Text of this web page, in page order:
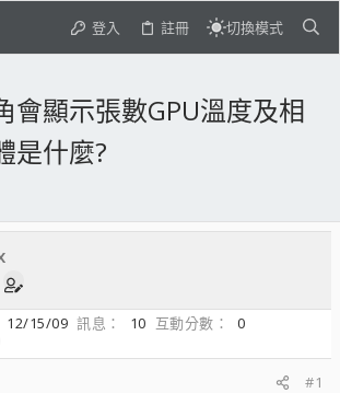
登入 註冊 切換模式
會顯示張數GPU溫度及相
是什麼?
12/15/09 訊息 10 互動分數
0
#1